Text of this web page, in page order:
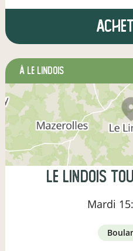
à Le Lindois
Le Lindois
Mardi